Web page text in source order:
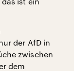
der AfD in
zwischen
dem